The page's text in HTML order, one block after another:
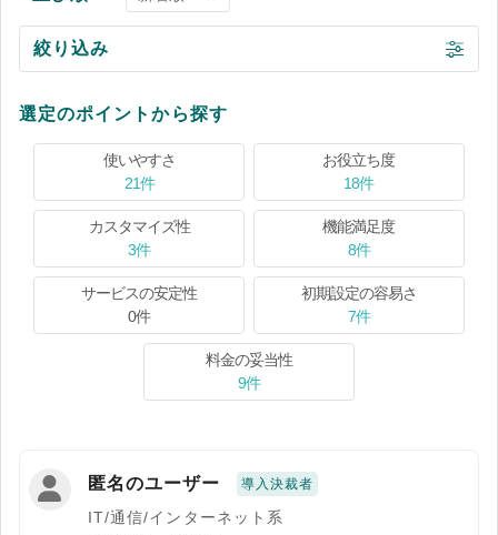
絞り込み
選定のポイントから探す
使いやすさ
21件
お役立ち度
18件
カスタマイズ性
3件
機能満足度
8件
サービスの安定性
0件
初期設定の容易さ
7件
料金の妥当性
9件
匿名のユーザー 導入決裁者
IT/通信/インターネット系